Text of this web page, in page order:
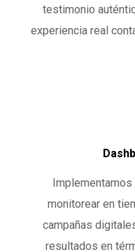
testimonio
experiencia real
monitorear en
campañas
resultados en